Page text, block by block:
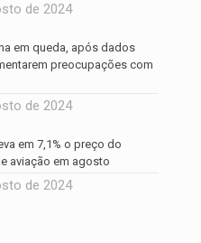
de 2024
em queda, após dados
preocupações com
de 2024
em 7,1% o preço do
aviação em agosto
de 2024